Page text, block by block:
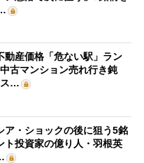
動産価格「危ない駅」ラン
古マンション売れ行き鈍
ス…
ア・ショックの後に狙う5銘
ト投資家の億り人・羽根英